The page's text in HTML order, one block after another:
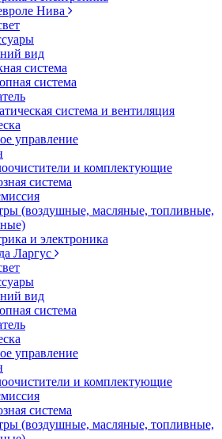
Нива
вид
система
система
система и вентиляция
управление
и комплектующие
система
(воздушные, масляные, топливные,
и электроника
Ларгус
вид
система
управление
и комплектующие
система
(воздушные, масляные, топливные,